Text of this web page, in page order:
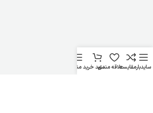
سایدبارمقایسهعلاقه مندیسبد خریدمنو